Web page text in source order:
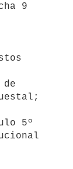
9
5º